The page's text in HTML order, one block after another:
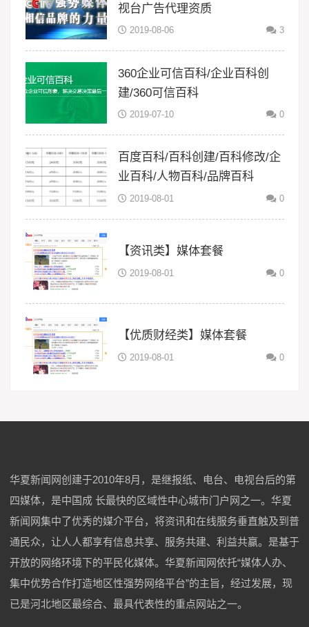
视台广告代理资质
2019-08-06 3
360企业可信百科/企业百科创
建/360可信百科
2019-07-10 0
百度百科/百科创建/百科修改/企
业百科/人物百科/品牌百科
2019-08-01 0
【资讯类】媒体套餐
2019-08-01 0
【优质财经类】媒体套餐
2019-08-01 0
华夏新闻网创建于2010年8月，是继报纸、电台、电视台后的第
四媒体，是中国成 长最快的区域性中心城市门户网之一。华夏
新闻网集中了优秀的媒介平台，将资讯和在线服务垂直触及到普
通民众，让人人都享有信息共享、服务共建、利益共赢。是基于
开放的网络环境下的平民化媒体。华夏新闻网依托“媒体人办、
集中优势合作打造地区性强势网络平台”的主旨，经过发展，现
已是河北地区最综合、最具代表性的重点网站之一。